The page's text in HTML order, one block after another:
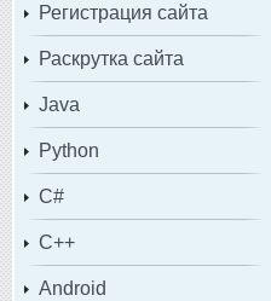
Регистрация сайта
Раскрутка сайта
Java
Python
C#
C++
Android